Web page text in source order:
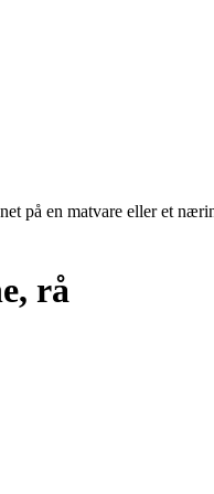
på en matvare eller et
rå